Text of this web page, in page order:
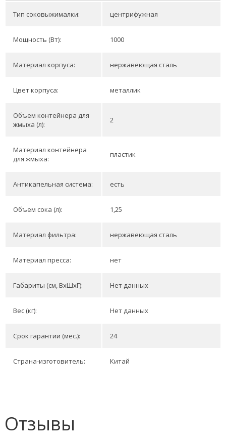
Тип соковыжималки: центрифужная
Мощность (Вт): 1000
Материал корпуса: нержавеющая сталь
Цвет корпуса: металлик
Объем контейнера для
жмыха (л):
2
Материал контейнера
для жмыха:
пластик
Антикапельная система: есть
Объем сока (л): 1,25
Материал фильтра: нержавеющая сталь
Материал пресса: нет
Габариты (см, ВхШхГ): Нет данных
Вес (кг): Нет данных
Срок гарантии (мес.): 24
Страна-изготовитель: Китай
Отзывы